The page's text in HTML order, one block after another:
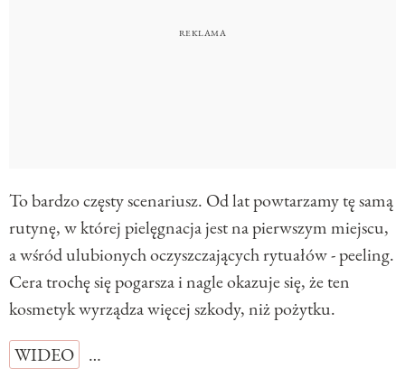
To bardzo częsty scenariusz. Od lat powtarzamy tę samą
rutynę, w której pielęgnacja jest na pierwszym miejscu,
a wśród ulubionych oczyszczających rytuałów - peeling.
Cera trochę się pogarsza i nagle okazuje się, że ten
kosmetyk wyrządza więcej szkody, niż pożytku.
WIDEO
…